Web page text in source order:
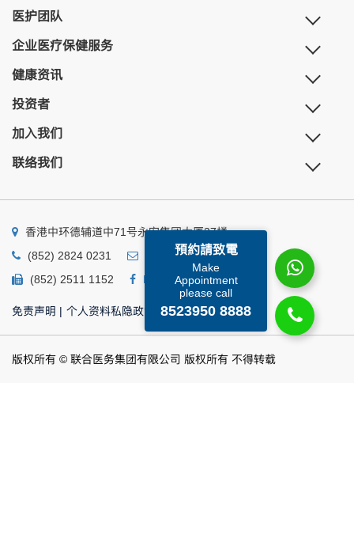
預約請致電
Make
Appointment
please call
8523950 8888
医护团队
企业医疗保健服务
健康资讯
投资者
加入我们
联络我们
香港中环德辅道中71号永安集团大厦27楼
(852) 2824 0231
business@ump.com.hk
(852) 2511 1152
Facebook Linkedin
免责声明 | 个人资料私隐政策 | 个人资料收集声明
版权所有 © 联合医务集团有限公司 版权所有 不得转载